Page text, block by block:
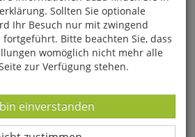
»Feldmaus«
Sollten Sie optionale
Ihr Besuch nur mit zwingend
fortgeführt. Bitte beachten Sie, dass
womöglich nicht mehr alle
zur Verfügung stehen.
-
einverstanden